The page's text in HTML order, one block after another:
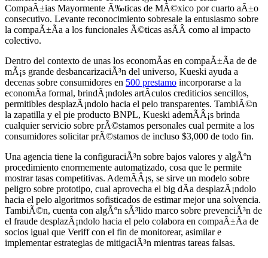
CompaÃ±ias Mayormente Ã‰ticas de MÃ©xico por cuarto aÃ±o
consecutivo. Levante reconocimiento sobresale la entusiasmo sobre
la compaÃ±Ã­a a los funcionales Ã©ticas asÃ­Â­ como al impacto
colectivo.
Dentro del contexto de unas los economÃ­as en compaÃ±Ã­a de de
mÃ¡s grande desbancarizaciÃ³n del universo, Kueski ayuda a
decenas sobre consumidores en 500 prestamo incorporarse a la
economÃ­a formal, brindÃ¡ndoles artÃ­culos crediticios sencillos,
permitibles desplazÃ¡ndolo hacia el pelo transparentes. TambiÃ©n
la zapatilla y el pie producto BNPL, Kueski ademÃ­Â¡s brinda
cualquier servicio sobre prÃ©stamos personales cual permite a los
consumidores solicitar prÃ©stamos de incluso $3,000 de todo fin.
Una agencia tiene la configuraciÃ³n sobre bajos valores y algÃºn
procedimiento enormemente automatizado, cosa que le permite
mostrar tasas competitivas. AdemÃ­Â¡s, se sirve un modelo sobre
peligro sobre prototipo, cual aprovecha el big dÃ­a desplazÃ¡ndolo
hacia el pelo algoritmos sofisticados de estimar mejor una solvencia.
TambiÃ©n, cuenta con algÃºn sÃ³lido marco sobre prevenciÃ³n de
el fraude desplazÃ¡ndolo hacia el pelo colabora en compaÃ±Ã­a de
socios igual que Veriff con el fin de monitorear, asimilar e
implementar estrategias de mitigaciÃ³n mientras tareas falsas.